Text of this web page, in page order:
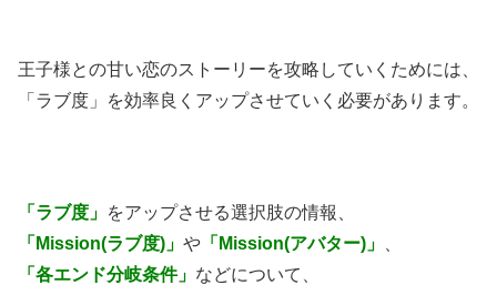
王子様との甘い恋のストーリーを攻略していくためには、
「ラブ度」を効率良くアップさせていく必要があります。
「ラブ度」 をアップさせる選択肢の情報、
「Mission(ラブ度)」 や 「Mission(アバター)」
「各エンド分岐条件」 などについて、